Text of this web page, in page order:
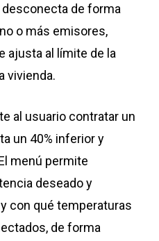
desconecta de forma
o más emisores,
ajusta al límite de la
vivienda.
al usuario contratar un
un 40% inferior y
menú permite
deseado y
con qué temperaturas
de forma